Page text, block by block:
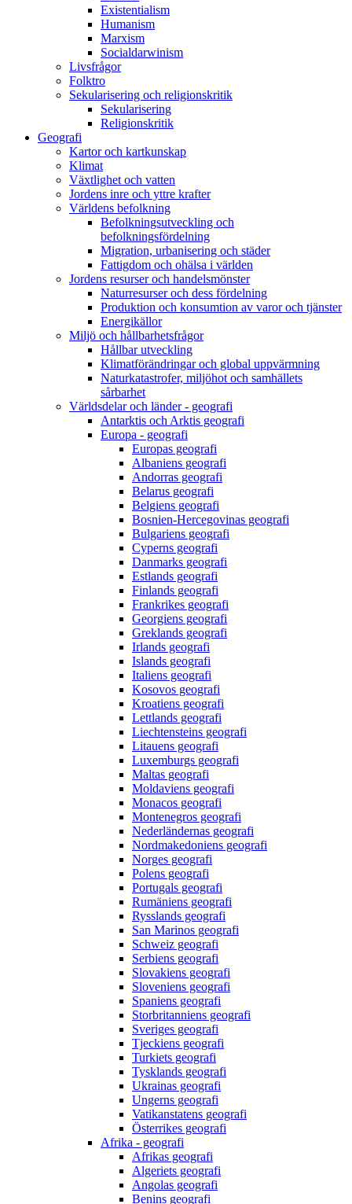
Existentialism
Humanism
Marxism
Socialdarwinism
Livsfrågor
Folktro
Sekularisering och religionskritik
Sekularisering
Religionskritik
Geografi
Kartor och kartkunskap
Klimat
Växtlighet och vatten
Jordens inre och yttre krafter
Världens befolkning
Befolkningsutveckling och
befolkningsfördelning
Migration, urbanisering och städer
Fattigdom och ohälsa i världen
Jordens resurser och handelsmönster
Naturresurser och dess fördelning
Produktion och konsumtion av varor och tjänster
Energikällor
Miljö och hållbarhetsfrågor
Hållbar utveckling
Klimatförändringar och global uppvärmning
Naturkatastrofer, miljöhot och samhällets
sårbarhet
Världsdelar och länder - geografi
Antarktis och Arktis geografi
Europa - geografi
Europas geografi
Albaniens geografi
Andorras geografi
Belarus geografi
Belgiens geografi
Bosnien-Hercegovinas geografi
Bulgariens geografi
Cyperns geografi
Danmarks geografi
Estlands geografi
Finlands geografi
Frankrikes geografi
Georgiens geografi
Greklands geografi
Irlands geografi
Islands geografi
Italiens geografi
Kosovos geografi
Kroatiens geografi
Lettlands geografi
Liechtensteins geografi
Litauens geografi
Luxemburgs geografi
Maltas geografi
Moldaviens geografi
Monacos geografi
Montenegros geografi
Nederländernas geografi
Nordmakedoniens geografi
Norges geografi
Polens geografi
Portugals geografi
Rumäniens geografi
Rysslands geografi
San Marinos geografi
Schweiz geografi
Serbiens geografi
Slovakiens geografi
Sloveniens geografi
Spaniens geografi
Storbritanniens geografi
Sveriges geografi
Tjeckiens geografi
Turkiets geografi
Tysklands geografi
Ukrainas geografi
Ungerns geografi
Vatikanstatens geografi
Österrikes geografi
Afrika - geografi
Afrikas geografi
Algeriets geografi
Angolas geografi
Benins geografi